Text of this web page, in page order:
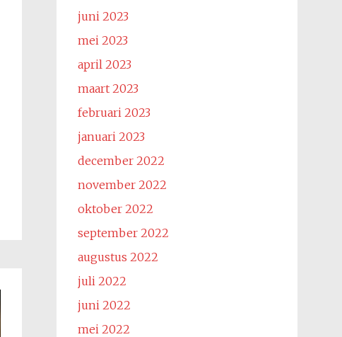
juni 2023
mei 2023
april 2023
maart 2023
februari 2023
januari 2023
december 2022
november 2022
oktober 2022
september 2022
augustus 2022
juli 2022
juni 2022
mei 2022